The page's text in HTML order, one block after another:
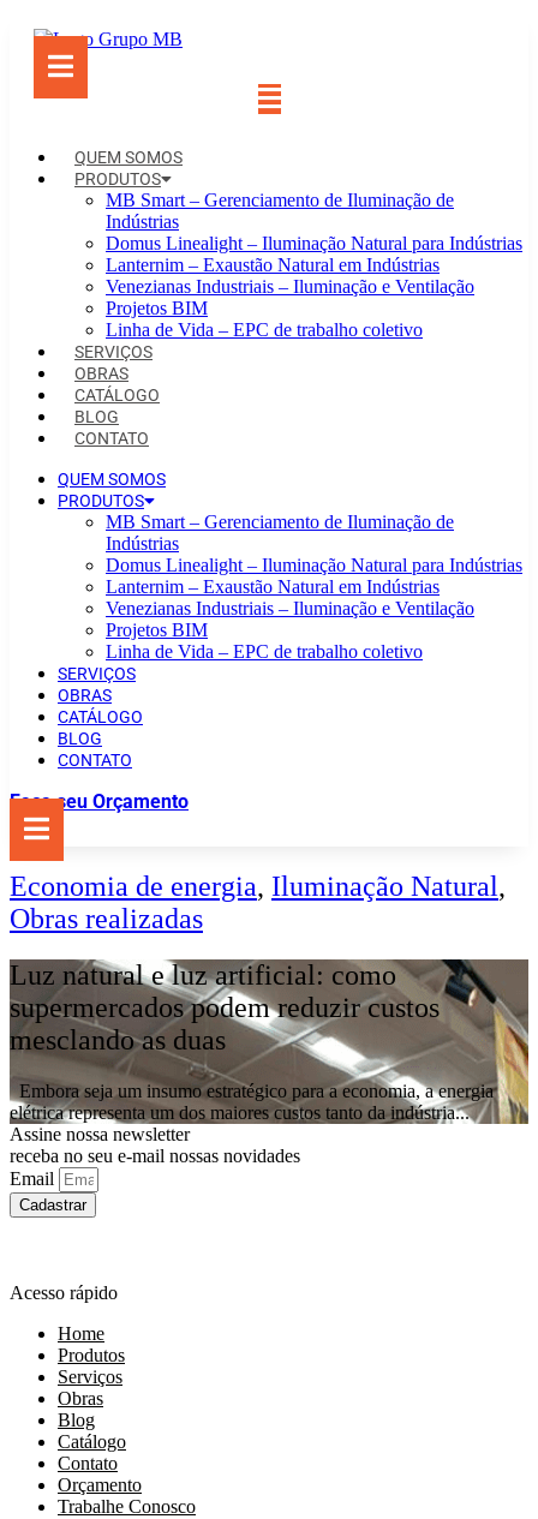
para
conteúdo
QUEM SOMOS
PRODUTOS
MB Smart – Gerenciamento de Iluminação de
Indústrias
Domus Linealight – Iluminação Natural para Indústrias
Lanternim – Exaustão Natural em Indústrias
Venezianas Industriais – Iluminação e Ventilação
Projetos BIM
Linha de Vida – EPC de trabalho coletivo
SERVIÇOS
OBRAS
CATÁLOGO
BLOG
CONTATO
QUEM SOMOS
PRODUTOS
MB Smart – Gerenciamento de Iluminação de
Indústrias
Domus Linealight – Iluminação Natural para Indústrias
Lanternim – Exaustão Natural em Indústrias
Venezianas Industriais – Iluminação e Ventilação
Projetos BIM
Linha de Vida – EPC de trabalho coletivo
SERVIÇOS
OBRAS
CATÁLOGO
BLOG
CONTATO
Faça seu Orçamento
Economia de energia, Iluminação Natural,
Obras realizadas
Luz natural e luz artificial: como
supermercados podem reduzir custos
mesclando as duas
Embora seja um insumo estratégico para a economia, a energia
elétrica representa um dos maiores custos tanto da indústria...
Assine nossa newsletter
receba no seu e-mail nossas novidades
Email
Cadastrar
Acesso rápido
Home
Produtos
Serviços
Obras
Blog
Catálogo
Contato
Orçamento
Trabalhe Conosco